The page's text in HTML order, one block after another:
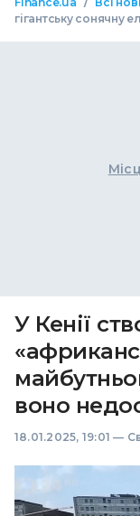
гігантську сонячну
У Кенії
воно
18.01.2025, 19:01 —